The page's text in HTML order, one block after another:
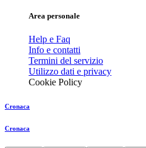
Area personale
Help e Faq
Info e contatti
Termini del servizio
Utilizzo dati e privacy
Cookie Policy
Cronaca
Cronaca